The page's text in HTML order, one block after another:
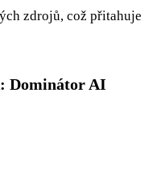
zdrojů, což přitahuje
: Dominátor AI